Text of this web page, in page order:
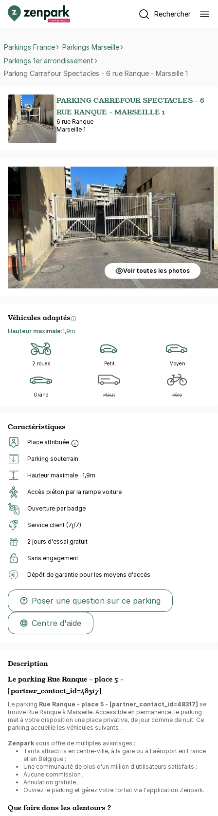
Rechercher
Parkings France
Parkings Marseille
Parkings 1er arrondissement
Parking Carrefour Spectacles - 6 rue Ranque - Marseille 1
PARKING CARREFOUR SPECTACLES - 6
RUE RANQUE - MARSEILLE 1
6 rue Ranque
Marseille 1
Voir toutes les photos
Véhicules adaptés
Hauteur maximale:1,9m
2 roues Petit Moyen
Grand Haut Vélo
Caractéristiques
Place attribuée
Parking souterrain
Hauteur maximale : 1,9m
Accès piéton par la rampe voiture
Ouverture par badge
Service client (7j/7)
2 jours d'essai gratuit
Sans engagement
Dépôt de garantie pour les moyens d'accès
Poser une question sur ce parking
Centre d'aide
Description
Le parking Rue Ranque - place 5 -
[partner_contact_id=48317]
Le parking Rue Ranque - place 5 - [partner_contact_id=48317] se
trouve Rue Ranque à Marseille. Accessible en permanence, le parking
met à votre disposition une place privative, de jour comme de nuit. Ce
parking accueille les véhicules suivants : .
Zenpark vous offre de multiples avantages :
Tarifs attractifs en centre-ville, à la gare ou à l'aéroport en France
et en Belgique ;
Une communauté de plus d'un million d'utilisateurs satisfaits ;
Aucune commission ;
Annulation gratuite ;
Ouvrez le parking et gérez votre forfait via l'application Zenpark.
Que faire dans les alentours ?